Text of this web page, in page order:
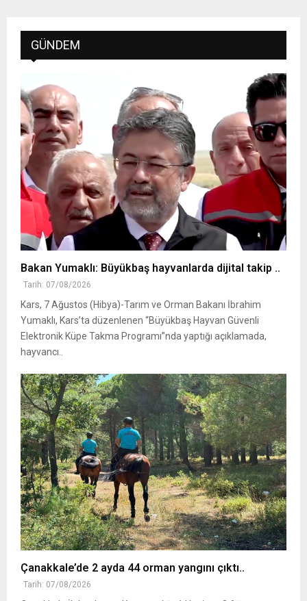
GÜNDEM
Bakan Yumaklı: Büyükbaş hayvanlarda dijital takip ..
Tarih: 07/08/2026
Kars, 7 Ağustos (Hibya)-Tarım ve Orman Bakanı İbrahim
Yumaklı, Kars’ta düzenlenen “Büyükbaş Hayvan Güvenli
Elektronik Küpe Takma Programı”nda yaptığı açıklamada,
hayvancı..
Çanakkale’de 2 ayda 44 orman yangını çıktı..
Tarih: 07/08/2026